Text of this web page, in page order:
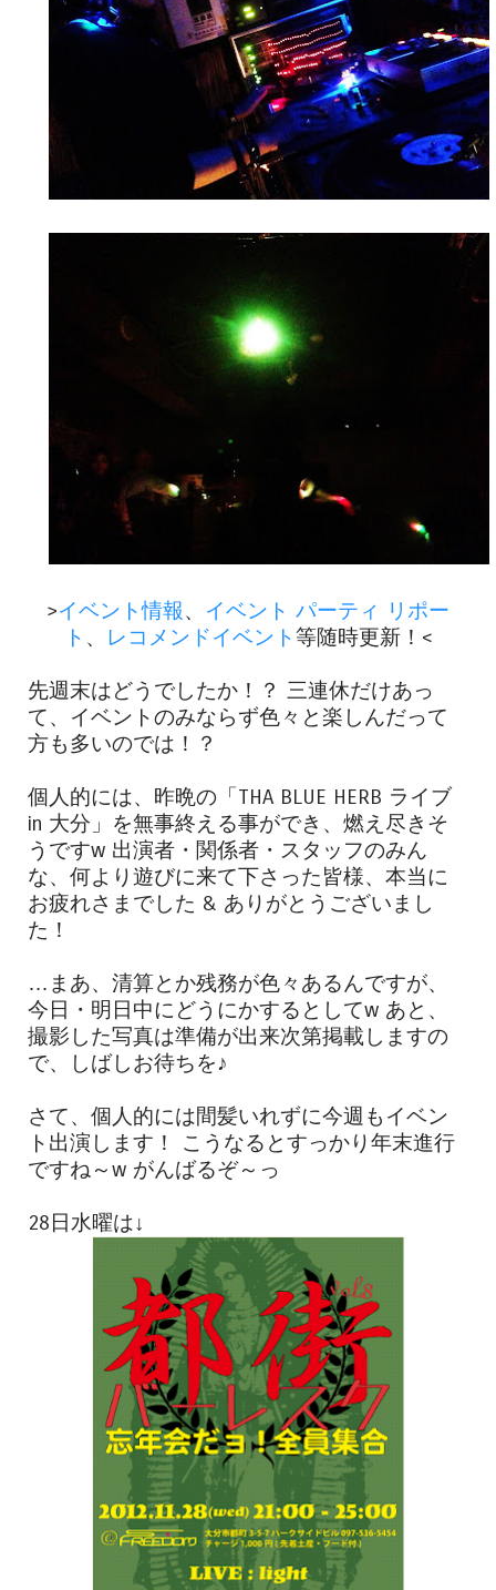
>イベント情報、 イベント パーティ リポー
ト 、 レコメンドイベント等随時更新！<
先週末はどうでしたか！？ 三連休だけあっ
て、イベントのみならず色々と楽しんだって
方も多いのでは！？
個人的には、昨晩の「THA BLUE HERB ライブ
in 大分」を無事終える事ができ、燃え尽きそ
うですw 出演者・関係者・スタッフのみん
な、何より遊びに来て下さった皆様、本当に
お疲れさまでした & ありがとうございまし
た！
…まあ、清算とか残務が色々あるんですが、
今日・明日中にどうにかするとしてw あと、
撮影した写真は準備が出来次第掲載しますの
で、しばしお待ちを♪
さて、個人的には間髪いれずに今週もイベン
ト出演します！ こうなるとすっかり年末進行
ですね～w がんばるぞ～っ
28日水曜は↓